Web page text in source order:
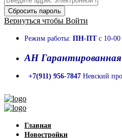
Сбросить пароль
Вернуться чтобы Войти
Режим работы: ПН-ПТс 10-00
АН Гарантированная
+7(911) 956-7847 Невский
Главная
Новостройки